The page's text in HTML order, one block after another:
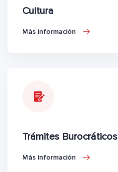
Cultura
Más información
Trámites Burocráticos
Más información